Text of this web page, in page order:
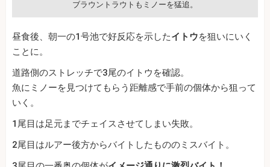
ブラウントラウトもミノーを猛追。
昼食後、朝一の1号池で好反応を示したイトウを狙いにいく
ことに。
道路側のストレッチで3尾のイトウを確認。
魚にミノーを見つけてもらう距離感で手前の個体から狙って
いく。
1尾目は足元までチェイスさせてしまい失敗。
2尾目はルアー後方からバイトしたもののミスバイト。